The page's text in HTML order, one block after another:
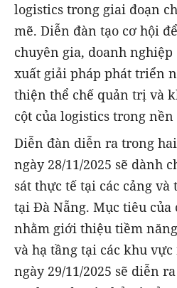
logistics trong giai đoạn
mẽ. Diễn đàn tạo cơ hội
chuyên gia, doanh
xuất giải pháp phát triển
thiện thể chế quản trị và
cột của logistics trong
Diễn đàn diễn ra trong
ngày 28/11/2025 sẽ dành
sát thực tế tại các cảng
tại Đà Nẵng. Mục tiêu của
nhằm giới thiệu tiềm
và hạ tầng tại các khu vực
ngày 29/11/2025 sẽ diễn